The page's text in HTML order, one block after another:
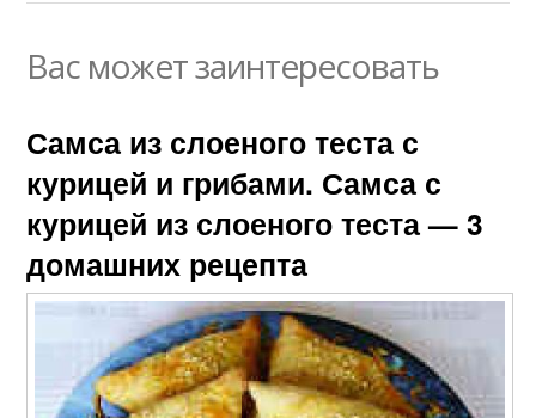
Вас может заинтересовать
Самса из слоеного теста с
курицей и грибами. Самса с
курицей из слоеного теста — 3
домашних рецепта